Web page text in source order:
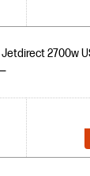
Jetdirect 2700w